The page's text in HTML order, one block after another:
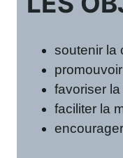
soutenir la
favoriser
faciliter la